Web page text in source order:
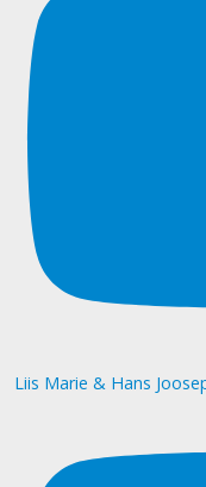
Liis Marie & Hans